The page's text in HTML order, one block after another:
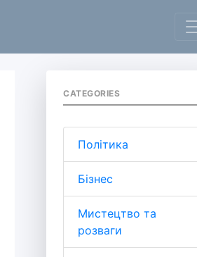
CATEGORIES
Політика
Бізнес
Мистецтво та
розваги